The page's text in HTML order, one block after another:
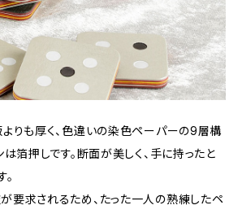
よりも厚く、色違いの染色ペーパーの9層構
は箔押しです。断面が美しく、手に持ったと
要求されるため、たった一人の熟練したペ